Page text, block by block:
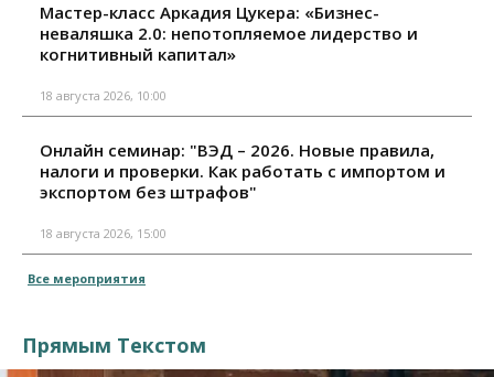
Мастер-класс Аркадия Цукера: «Бизнес-
неваляшка 2.0: непотопляемое лидерство и
когнитивный капитал»
18 августа 2026, 10:00
Онлайн семинар: "ВЭД – 2026. Новые правила,
налоги и проверки. Как работать с импортом и
экспортом без штрафов"
18 августа 2026, 15:00
Все мероприятия
Прямым Текстом